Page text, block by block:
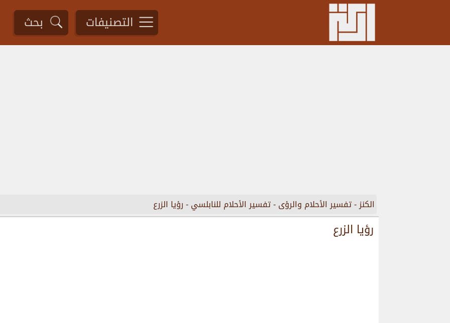
التصنيفات بحث
الكنز-تفسير الأحلام والرؤى-تفسير الأحلام للنابلسي-رؤيا الزرع
رؤيا الزرع